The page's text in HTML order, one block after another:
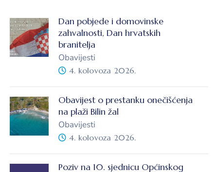
Dan pobjede i domovinske
zahvalnosti, Dan hrvatskih
branitelja
Obavijesti
4. kolovoza 2026.
Obavijest o prestanku onečišćenja
na plaži Bilin žal
Obavijesti
4. kolovoza 2026.
Poziv na 10. sjednicu Općinskog